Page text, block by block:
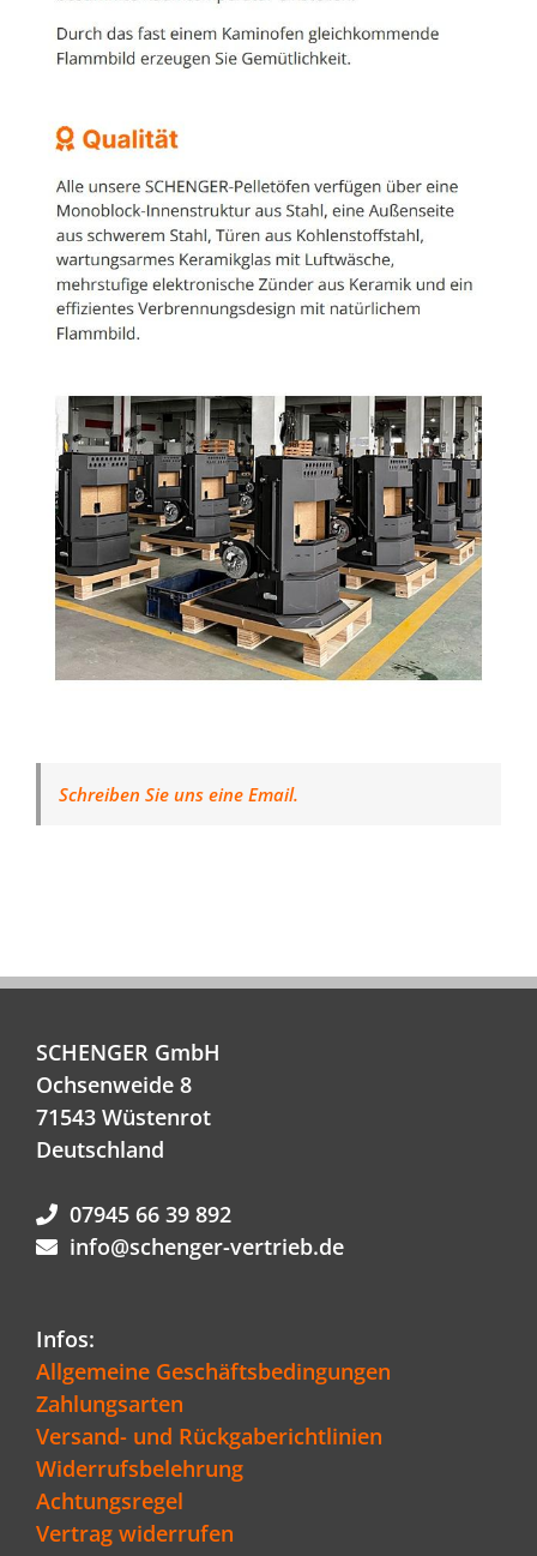
Schreiben Sie uns eine Email.
SCHENGER GmbH
Ochsenweide 8
71543 Wüstenrot
Deutschland
07945 66 39 892
info@schenger-vertrieb.de
Infos:
Allgemeine Geschäftsbedingungen
Zahlungsarten
Versand- und Rückgaberichtlinien
Widerrufsbelehrung
Achtungsregel
Vertrag widerrufen